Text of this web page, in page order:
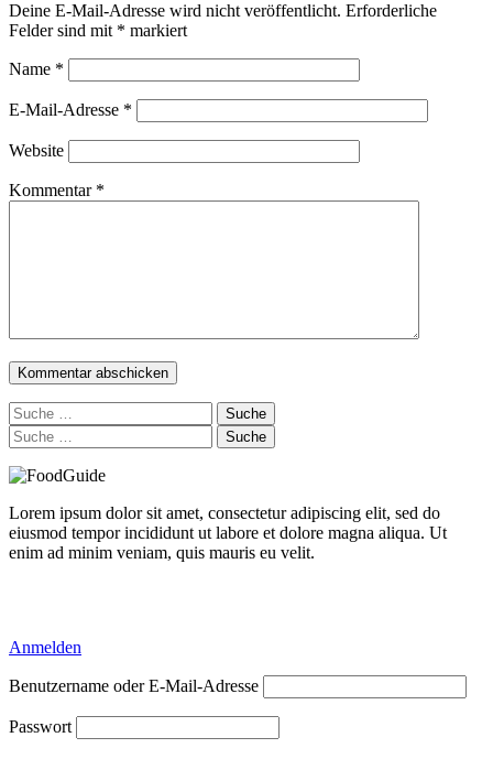
Deine E-Mail-Adresse wird nicht veröffentlicht. Erforderliche
Felder sind mit * markiert
Name *
E-Mail-Adresse *
Website
Kommentar *
Suche
nach:
Suche
nach:
Lorem ipsum dolor sit amet, consectetur adipiscing elit, sed do
eiusmod tempor incididunt ut labore et dolore magna aliqua. Ut
enim ad minim veniam, quis mauris eu velit.
Anmelden
Benutzername oder E-Mail-Adresse
Passwort